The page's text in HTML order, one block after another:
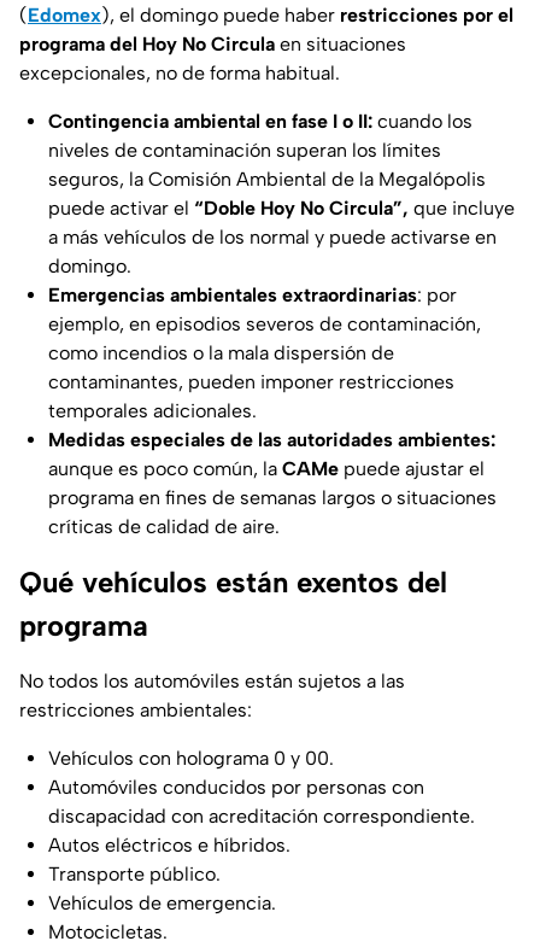
(Edomex), el domingo puede haber restricciones por el
programa del Hoy No Circula en situaciones
excepcionales, no de forma habitual.
Contingencia ambiental en fase I o II: cuando los
niveles de contaminación superan los límites
seguros, la Comisión Ambiental de la Megalópolis
puede activar el “Doble Hoy No Circula”, que incluye
a más vehículos de los normal y puede activarse en
domingo.
Emergencias ambientales extraordinarias: por
ejemplo, en episodios severos de contaminación,
como incendios o la mala dispersión de
contaminantes, pueden imponer restricciones
temporales adicionales.
Medidas especiales de las autoridades ambientes:
aunque es poco común, la CAMe puede ajustar el
programa en fines de semanas largos o situaciones
críticas de calidad de aire.
Qué vehículos están exentos del
programa
No todos los automóviles están sujetos a las
restricciones ambientales:
Vehículos con holograma 0 y 00.
Automóviles conducidos por personas con
discapacidad con acreditación correspondiente.
Autos eléctricos e híbridos.
Transporte público.
Vehículos de emergencia.
Motocicletas.